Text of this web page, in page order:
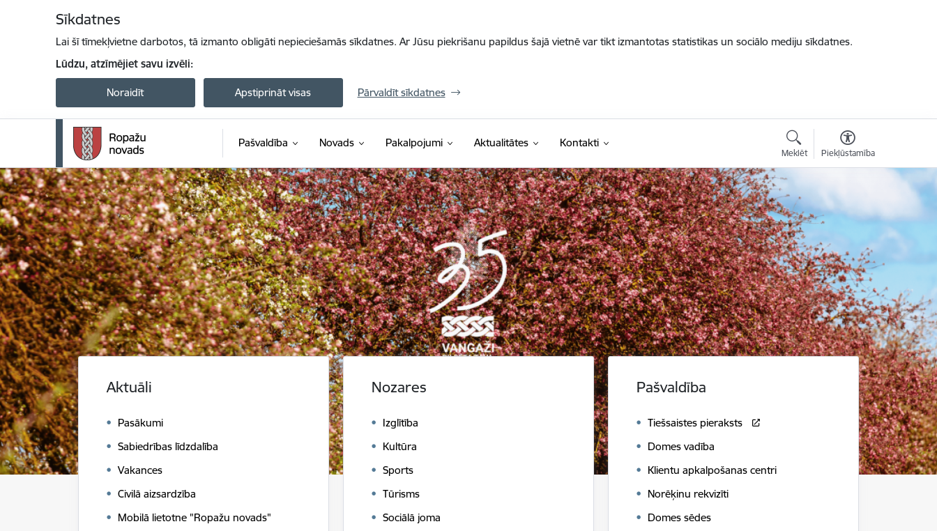
Sīkdatnes
Lai šī tīmekļvietne darbotos, tā izmanto obligāti nepieciešamās sīkdatnes. Ar Jūsu piekrišanu papildus šajā vietnē var tikt izmantotas statistikas un sociālo mediju sīkdatnes.
Lūdzu, atzīmējiet savu izvēli:
Noraidīt Apstiprināt visas Pārvaldīt sīkdatnes
Pašvaldība Novads Pakalpojumi Aktualitātes Kontakti
Meklēt Piekļūstamība
Ropažu novada pašvaldība
Aktuāli
Pasākumi
Sabiedrības līdzdalība
Vakances
Civilā aizsardzība
Mobilā lietotne "Ropažu novads"
Nozares
Izglītība
Kultūra
Sports
Tūrisms
Sociālā joma
Pašvaldība
Tiešsaistes pieraksts
Domes vadība
Klientu apkalpošanas centri
Norēķinu rekvizīti
Domes sēdes